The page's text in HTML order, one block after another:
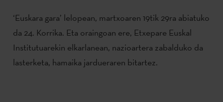
‘Euskara gara’ lelopean, martxoaren 19tik 29ra abiatuko
da 24. Korrika. Eta oraingoan ere, Etxepare Euskal
Institutuarekin elkarlanean, nazioartera zabalduko da
lasterketa, hamaika jardueraren bitartez.